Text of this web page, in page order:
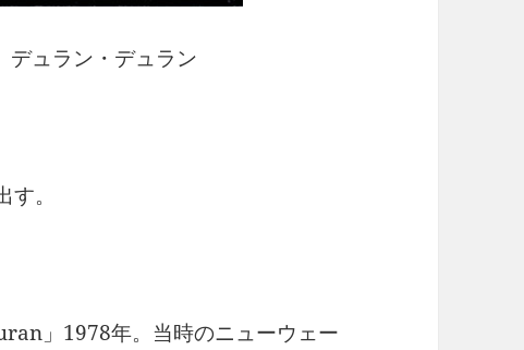
ン・デュラン
。
」1978年。当時のニューウェー